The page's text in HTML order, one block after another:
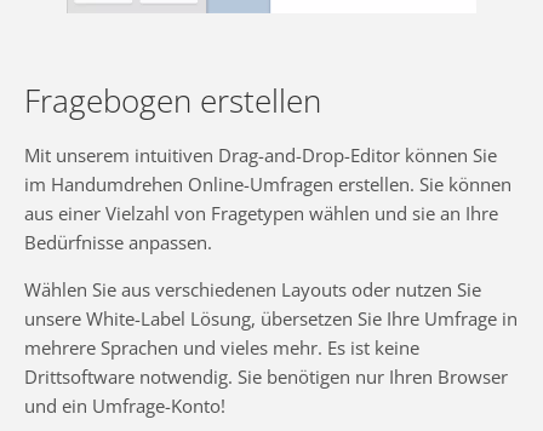
Fragebogen erstellen
Mit unserem intuitiven Drag-and-Drop-Editor können Sie
im Handumdrehen Online-Umfragen erstellen. Sie können
aus einer Vielzahl von Fragetypen wählen und sie an Ihre
Bedürfnisse anpassen.
Wählen Sie aus verschiedenen Layouts oder nutzen Sie
unsere White-Label Lösung, übersetzen Sie Ihre Umfrage in
mehrere Sprachen und vieles mehr. Es ist keine
Drittsoftware notwendig. Sie benötigen nur Ihren Browser
und ein Umfrage-Konto!